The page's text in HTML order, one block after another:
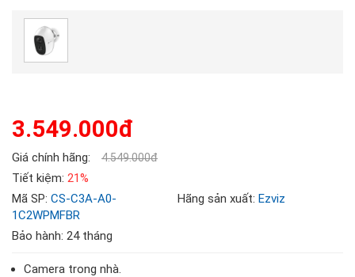
3.549.000đ
Giá chính hãng: 4.549.000đ
Tiết kiệm: 21%
Mã SP: CS-C3A-A0-
1C2WPMFBR
Hãng sản xuất: Ezviz
Bảo hành: 24 tháng
Camera trong nhà.